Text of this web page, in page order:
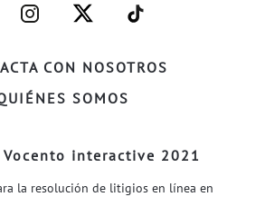
CON NOSOTROS
SOMOS
–
INSTAGRAM–
–
TWITTER–
–
WELIFE–
interactive 2021
la resolución de litigios en línea en